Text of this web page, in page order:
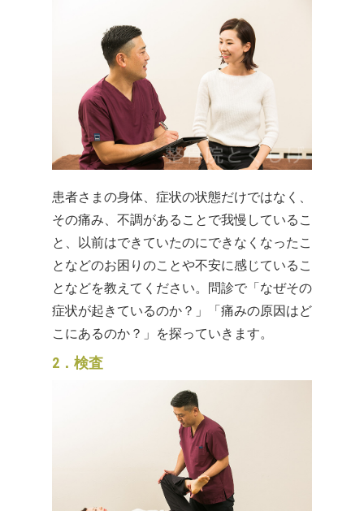
患者さまの身体、症状の状態だけではなく、
その痛み、不調があることで我慢しているこ
と、以前はできていたのにできなくなったこ
となどのお困りのことや不安に感じているこ
となどを教えてください。問診で「なぜその
症状が起きているのか？」「痛みの原因はど
こにあるのか？」を探っていきます。
2．検査